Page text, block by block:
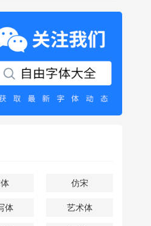
仿宋
体 艺术体